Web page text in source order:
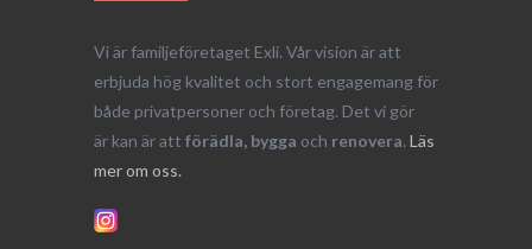
Vi är familjeföretaget Exli. Vår vision är att
erbjuda hög kvalitet och stort engagemang för
både privatpersoner och företag. Det vi gör
är kan är att förädla, bygga och renovera. Läs
mer om oss.